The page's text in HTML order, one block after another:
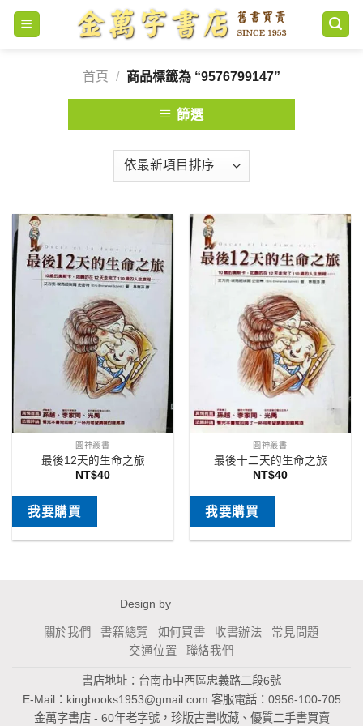
Skip
content
首頁
/ 商品標籤為 “9576799147”
篩選
圓神叢書
最後12天的生命之旅
NT$40
我要購買
圓神叢書
最後十二天的生命之旅
NT$40
我要購買
Design by
關於我們 書籍總覽 如何買書 收書辦法
常見問題
交通位置
聯絡我們
書店地址：台南市中西區忠義路二段6號
E-Mail： kingbooks1953@gmail.com 客服電話：0956-100-705
金萬字書店 - 60年老字號，珍版古書收藏、優質二手書買賣